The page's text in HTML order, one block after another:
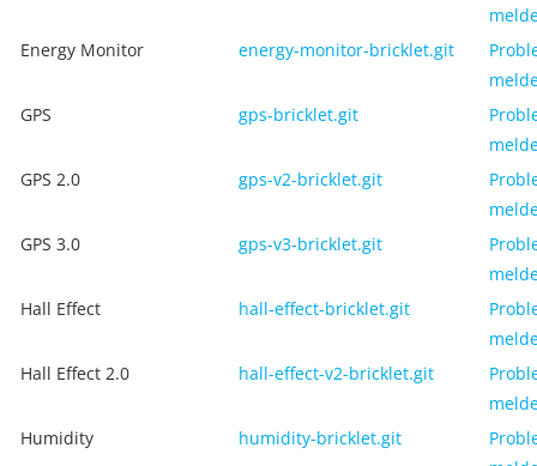
Energy Monitor
energy-monitor-bricklet.git
GPS
gps-bricklet.git
GPS 2.0
gps-v2-bricklet.git
GPS 3.0
gps-v3-bricklet.git
Hall Effect
hall-effect-bricklet.git
Hall Effect 2.0
hall-effect-v2-bricklet.git
Humidity
humidity-bricklet.git